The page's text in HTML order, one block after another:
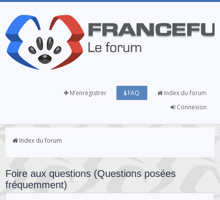
Index du forum
FAQ
M’enregistrer
Connexion
Index du forum
Foire aux questions (Questions posées
fréquemment)